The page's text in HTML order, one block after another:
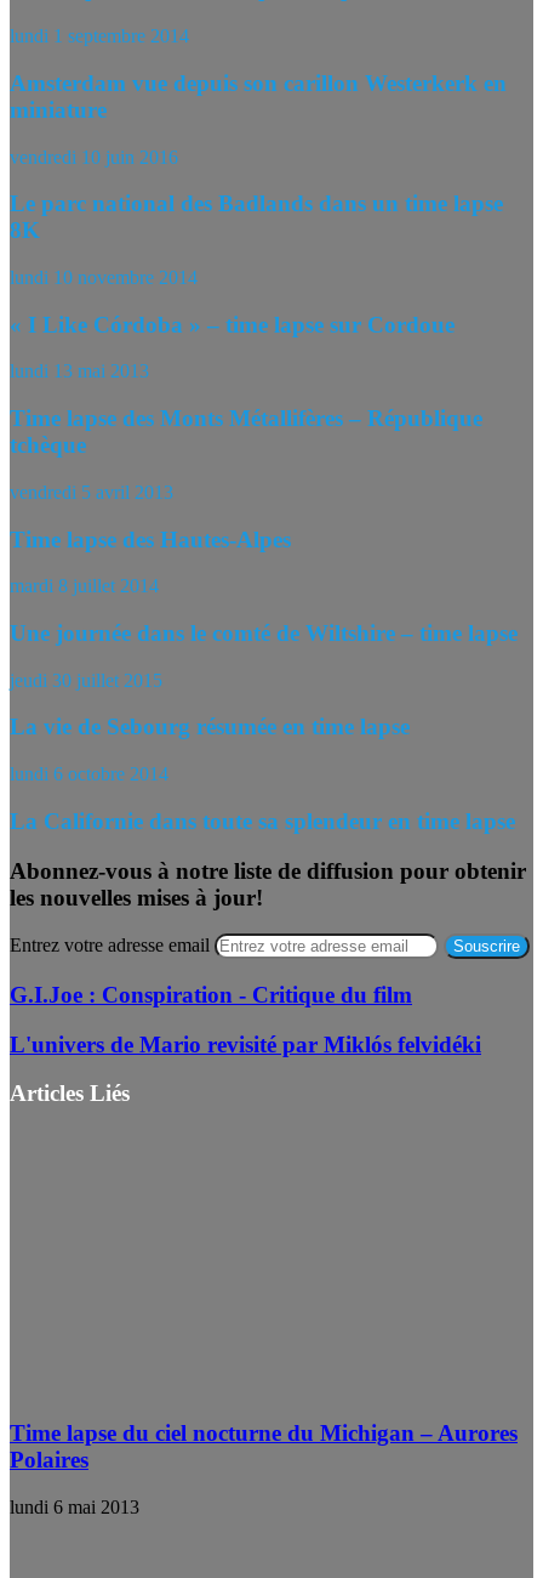
lundi 1 septembre 2014
Amsterdam vue depuis son carillon Westerkerk en
miniature
vendredi 10 juin 2016
Le parc national des Badlands dans un time lapse
8K
lundi 10 novembre 2014
« I Like Córdoba » – time lapse sur Cordoue
lundi 13 mai 2013
Time lapse des Monts Métallifères – République
tchèque
vendredi 5 avril 2013
Time lapse des Hautes-Alpes
mardi 8 juillet 2014
Une journée dans le comté de Wiltshire – time lapse
jeudi 30 juillet 2015
La vie de Sebourg résumée en time lapse
lundi 6 octobre 2014
La Californie dans toute sa splendeur en time lapse
Abonnez-vous à notre liste de diffusion pour obtenir
les nouvelles mises à jour!
Entrez votre adresse email
G.I.Joe : Conspiration - Critique du film
L'univers de Mario revisité par Miklós felvidéki
Articles Liés
Time lapse du ciel nocturne du Michigan – Aurores
Polaires
lundi 6 mai 2013